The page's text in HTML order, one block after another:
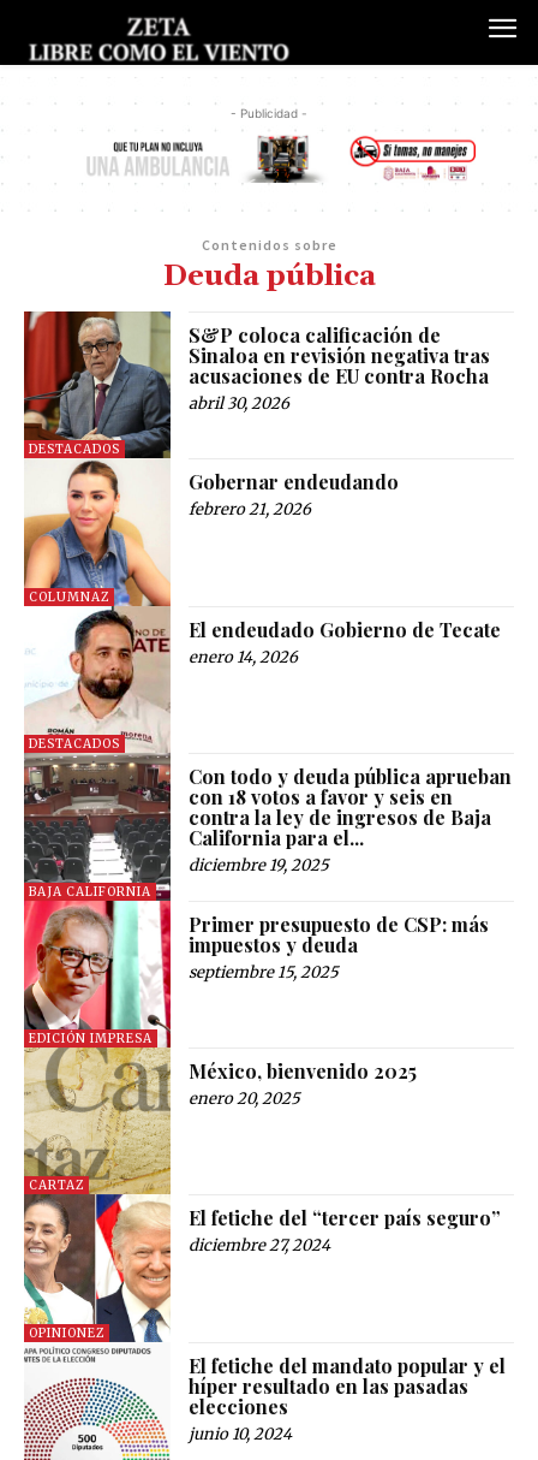
- Publicidad -
Contenidos sobre
Deuda pública
DESTACADOS
S&P coloca calificación de
Sinaloa en revisión negativa tras
acusaciones de EU contra Rocha
abril 30, 2026
COLUMNAZ
Gobernar endeudando
febrero 21, 2026
DESTACADOS
El endeudado Gobierno de Tecate
enero 14, 2026
BAJA CALIFORNIA
Con todo y deuda pública aprueban
con 18 votos a favor y seis en
contra la ley de ingresos de Baja
California para el...
diciembre 19, 2025
EDICIÓN IMPRESA
Primer presupuesto de CSP: más
impuestos y deuda
septiembre 15, 2025
CARTAZ
México, bienvenido 2025
enero 20, 2025
OPINIONEZ
El fetiche del “tercer país seguro”
diciembre 27, 2024
El fetiche del mandato popular y el
híper resultado en las pasadas
elecciones
junio 10, 2024